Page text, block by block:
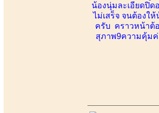
น้องนุ่มละเอียดปิด
ไม่เสร็จ จนต้องใ
ครับ คราวหน้าต้
สุภาพ9ความคุ้ม